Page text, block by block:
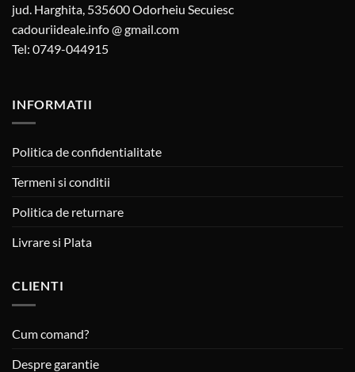
jud. Harghita, 535600 Odorheiu Secuiesc
cadouriideale.info @ gmail.com
Tel: 0749-044915
INFORMATII
Politica de confidentialitate
Termeni si conditii
Politica de returnare
Livrare si Plata
CLIENTI
Cum comand?
Despre garantie